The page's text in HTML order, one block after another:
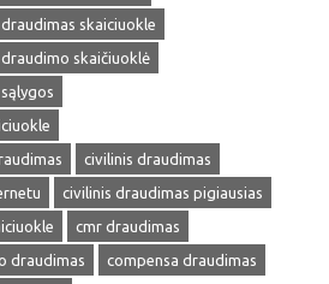
skaiciuokle
skaičiuoklė
civilinis draudimas
civilinis draudimas pigiausias
cmr draudimas
draudimas
compensa draudimas